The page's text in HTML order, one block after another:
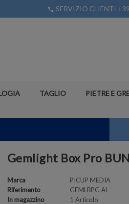
phone SERVIZIO CLIENTI
TAGLIO PIETRE E
Gemlight Box Pro
Marca
PICUP MEDIA
Riferimento
GEMLBPC-AI
In magazzino
1 Articolo